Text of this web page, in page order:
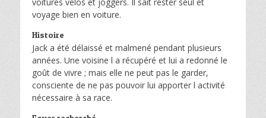
voyage bien en voiture.
Histoire
Jack a été délaissé et malmené pendant plusieurs
années. Une voisine l a récupéré et lui a redonné le
goût de vivre ; mais elle ne peut pas le garder,
consciente de ne pas pouvoir lui apporter l activité
nécessaire à sa race.